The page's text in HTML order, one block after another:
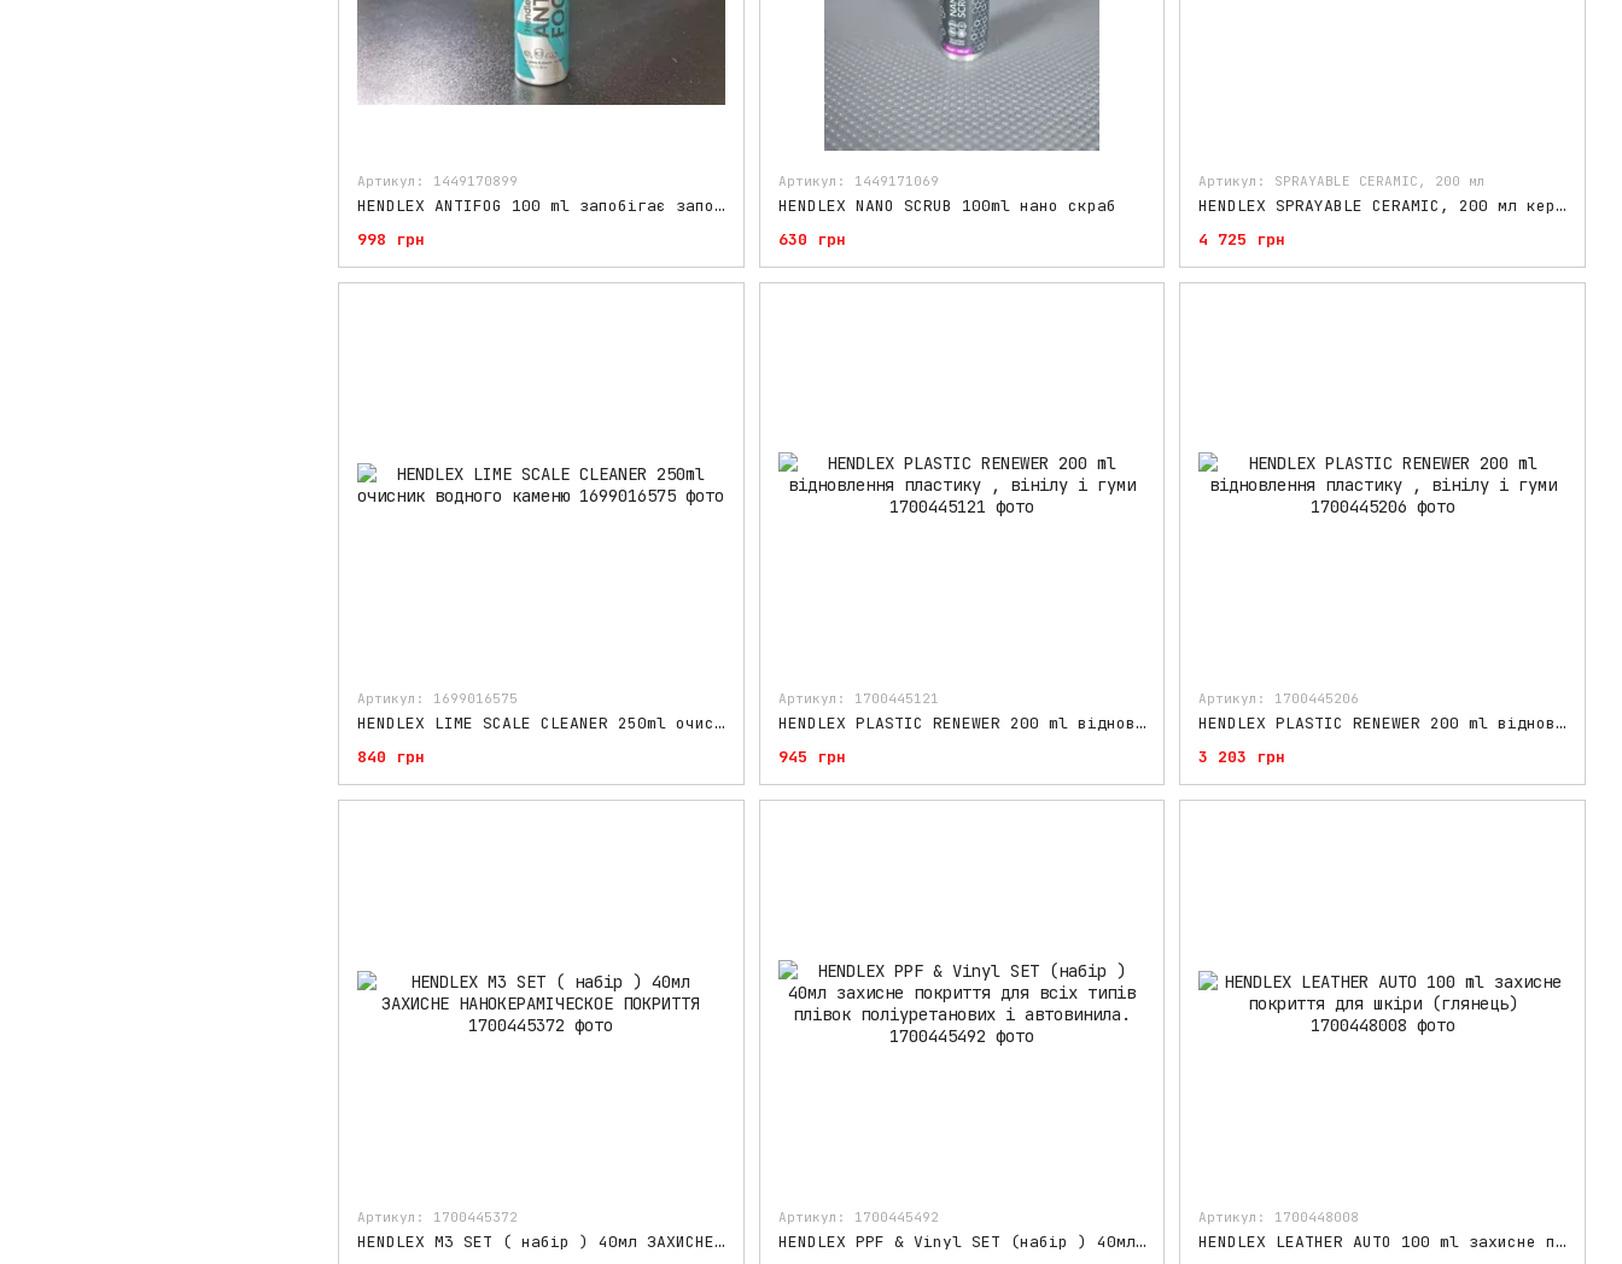
Артикул: 1449170899
HENDLEX ANTIFOG 100 ml запобігає запотіванню на скляних і пластикових поверхнях
998 грн
Артикул: 1449171069
HENDLEX NANO SCRUB 100ml нано скраб
630 грн
Артикул: SPRAYABLE CERAMIC, 200 мл
HENDLEX SPRAYABLE CERAMIC, 200 мл керамічне розпилюване покриття
4 725 грн
Артикул: 1699016575
HENDLEX LIME SCALE CLEANER 250ml очисник водного каменю
840 грн
Артикул: 1700445121
HENDLEX PLASTIC RENEWER 200 ml відновлення пластику , вінілу і гуми
945 грн
Артикул: 1700445206
HENDLEX PLASTIC RENEWER 200 ml відновлення пластику , вінілу і гуми
3 203 грн
Артикул: 1700445372
HENDLEX M3 SET ( набір ) 40мл ЗАХИСНЕ НАНОКЕРАМІЧЕСКОЕ ПОКРИТТЯ
Артикул: 1700445492
HENDLEX PPF & Vinyl SET (набір ) 40мл захисне покриття для всіх типів плівок поліуретанових і автовинила.
Артикул: 1700448008
HENDLEX LEATHER AUTO 100 ml захисне покриття для шкіри (глянець)